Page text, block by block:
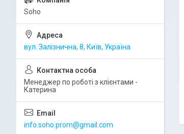
Soho
вул. Залізнична, 8, Київ, Україна
Менеджер по роботі з клієнтами -
Катерина
info.soho.prom@gmail.com